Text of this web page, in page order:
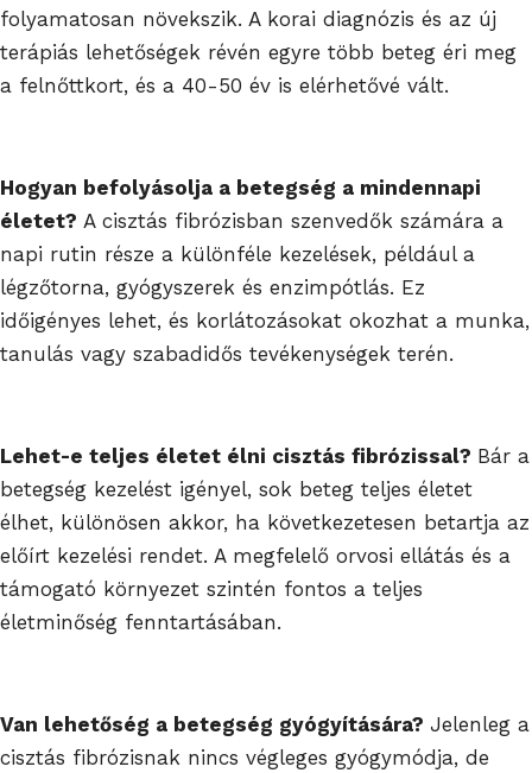
folyamatosan növekszik. A korai diagnózis és az új
terápiás lehetőségek révén egyre több beteg éri meg
a felnőttkort, és a 40-50 év is elérhetővé vált.
Hogyan befolyásolja a betegség a mindennapi
életet? A cisztás fibrózisban szenvedők számára a
napi rutin része a különféle kezelések, például a
légzőtorna, gyógyszerek és enzimpótlás. Ez
időigényes lehet, és korlátozásokat okozhat a munka,
tanulás vagy szabadidős tevékenységek terén.
Lehet-e teljes életet élni cisztás fibrózissal? Bár a
betegség kezelést igényel, sok beteg teljes életet
élhet, különösen akkor, ha következetesen betartja az
előírt kezelési rendet. A megfelelő orvosi ellátás és a
támogató környezet szintén fontos a teljes
életminőség fenntartásában.
Van lehetőség a betegség gyógyítására? Jelenleg a
cisztás fibrózisnak nincs végleges gyógymódja, de